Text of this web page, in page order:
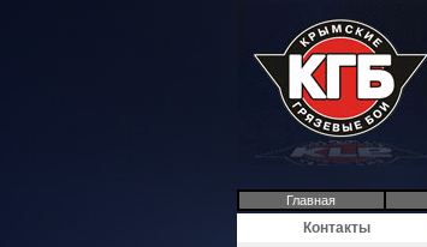
Главная
Контакты